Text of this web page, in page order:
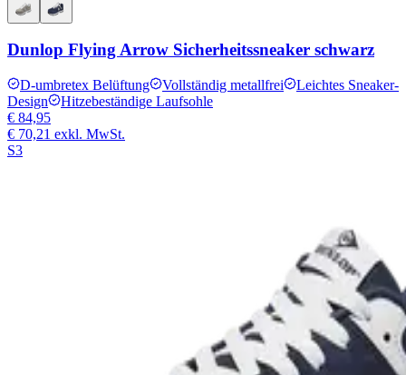
Dunlop Flying Arrow Sicherheitssneaker schwarz
D-umbretex Belüftung Vollständig metallfrei
Leichtes Sneaker-
Design
Hitzebeständige Laufsohle
€ 84,95
€ 70,21 exkl. MwSt.
S3